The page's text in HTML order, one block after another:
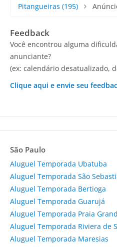
Pitangueiras (195)
Feedback
Você encontrou alguma
anunciante?
(ex: calendário desatualizado,
Clique aqui e envie seu
São Paulo
Aluguel Temporada Ubatuba
Aluguel Temporada São
Aluguel Temporada Bertioga
Aluguel Temporada Guarujá
Aluguel Temporada Praia
Aluguel Temporada Riviera de
Aluguel Temporada Maresias